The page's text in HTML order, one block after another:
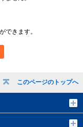
このページのトップへ
できます。